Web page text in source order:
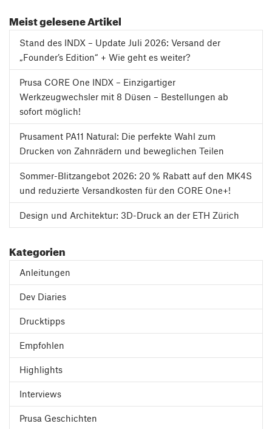
Meist gelesene Artikel
Stand des INDX – Update Juli 2026: Versand der
„Founder’s Edition“ + Wie geht es weiter?
Prusa CORE One INDX – Einzigartiger
Werkzeugwechsler mit 8 Düsen – Bestellungen ab
sofort möglich!
Prusament PA11 Natural: Die perfekte Wahl zum
Drucken von Zahnrädern und beweglichen Teilen
Sommer-Blitzangebot 2026: 20 % Rabatt auf den MK4S
und reduzierte Versandkosten für den CORE One+!
Design und Architektur: 3D-Druck an der ETH Zürich
Kategorien
Anleitungen
Dev Diaries
Drucktipps
Empfohlen
Highlights
Interviews
Prusa Geschichten